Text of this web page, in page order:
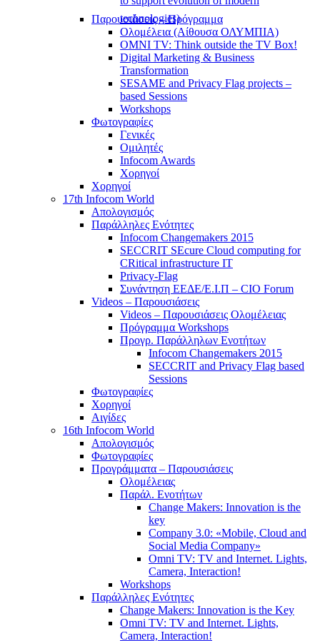
technologies)
Παρουσιάσεις – Πρόγραμμα
Ολομέλεια (Αίθουσα ΟΛΥΜΠΙΑ)
OMNI TV: Think outside the TV Box!
Digital Marketing & Business
Transformation
SESAME and Privacy Flag projects –
based Sessions
Workshops
Φωτογραφίες
Γενικές
Ομιλητές
Infocom Awards
Χορηγοί
Χορηγοί
17th Infocom World
Απολογισμός
Παράλληλες Ενότητες
Infocom Changemakers 2015
SECCRIT SEcure Cloud computing for
CRitical infrastructure IT
Privacy-Flag
Συνάντηση ΕΕΔΕ/Ε.Ι.Π – CIO Forum
Videos – Παρουσιάσεις
Videos – Παρουσιάσεις Ολομέλειας
Πρόγραμμα Workshops
Προγρ. Παράλληλων Ενοτήτων
Infocom Changemakers 2015
SECCRIT and Privacy Flag based
Sessions
Φωτογραφίες
Χορηγοί
Αιγίδες
16th Infocom World
Απολογισμός
Φωτογραφίες
Προγράμματα – Παρουσιάσεις
Ολομέλειας
Παράλ. Ενοτήτων
Change Makers: Innovation is the
key
Company 3.0: «Mobile, Cloud and
Social Media Company»
Omni TV: TV and Internet. Lights,
Camera, Interaction!
Workshops
Παράλληλες Ενότητες
Change Makers: Innovation is the Key
Omni TV: TV and Internet. Lights,
Camera, Interaction!